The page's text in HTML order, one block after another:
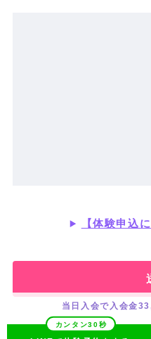
【体験申込
当日入会で入会金